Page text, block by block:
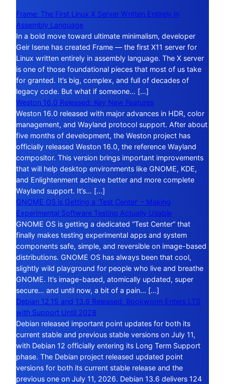
Frame: The First Linux X Server Written Entirely in
Assembly Language
In a bold move toward ultimate minimalism, developer
Geir Isene has created Frame — the first X11 server for
Linux written entirely in assembly language. The X server
is one of those foundational pieces that most of us take
for granted. It’s big, complex, and full of decades of
legacy code. But what if someone… […]
Weston 16.0 Released: Key New Features
Weston 16.0 released with major advances in HDR, color
management, and Wayland protocol support. After about
five months of development, the Weston project has
officially released Weston 16.0, the reference Wayland
compositor. This version brings important improvements
that will help desktop environments like GNOME, KDE,
and Enlightenment achieve better and more complete
Wayland support. It’s… […]
GNOME OS is Getting a ‘Test Center’ – Making
Experimental Software Testing Actually Usable
GNOME OS is getting a dedicated “Test Center” that
finally makes testing experimental apps and system
components safe, simple, and reversible on image-based
distributions. GNOME OS has always been that cool,
slightly wild playground for people who live and breathe
GNOME. It’s image-based, atomically updated, super
secure… and until now, a bit of a pain… […]
Debian 12.15 and 13.6 Released: Bookworm Enters LTS
with Support Until 2028
Debian released important point updates for both its
current stable and previous stable versions on July 11,
with Debian 12 officially entering its Long Term Support
phase. The Debian project released updated point
versions for both its current stable release and the
previous one on July 11, 2026. Debian 13.6 delivers 124